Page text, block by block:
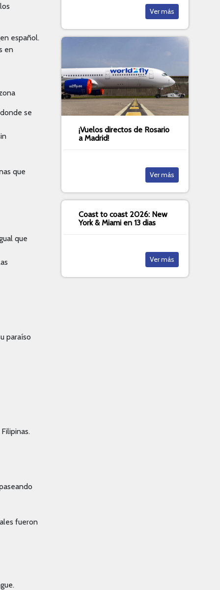
español.
en
se
que
que
paraíso
fueron
Ver más
¡Vuelos directos de Rosario
a Madrid!
Ver más
Coast to coast 2026: New
York & Miami en 13 dias
Ver más